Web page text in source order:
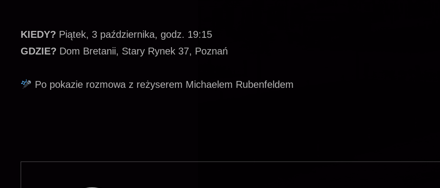
KIEDY? Piątek, 3 października, godz. 19:15
GDZIE? Dom Bretanii, Stary Rynek 37, Poznań
Po pokazie rozmowa z reżyserem Michaelem Rubenfeldem